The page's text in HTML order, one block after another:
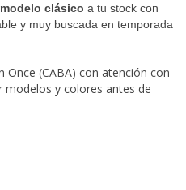
clásico a tu stock con
y muy buscada en temporada
(CABA) con atención con
modelos y colores antes de